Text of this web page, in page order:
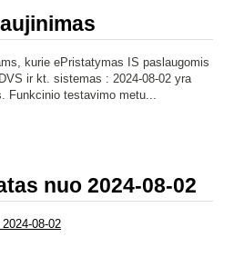
kurie ePristatymas IS paslaugomis
ir kt. sistemas : 2024-08-02 yra
Funkcinio testavimo metu...
nuo 2024-08-02
08-02